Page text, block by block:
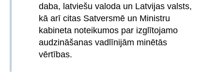
daba, latviešu valoda un Latvijas valsts,
kā arī citas Satversmē un Ministru
kabineta noteikumos par izglītojamo
audzināšanas vadlīnijām minētās
vērtības.